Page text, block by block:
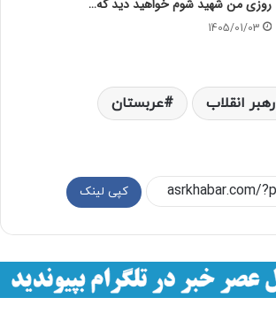
روزی من شهید شوم خواهید دید که…
1405/01/03
رهبر انقلاب
عربستان
کپی لینک